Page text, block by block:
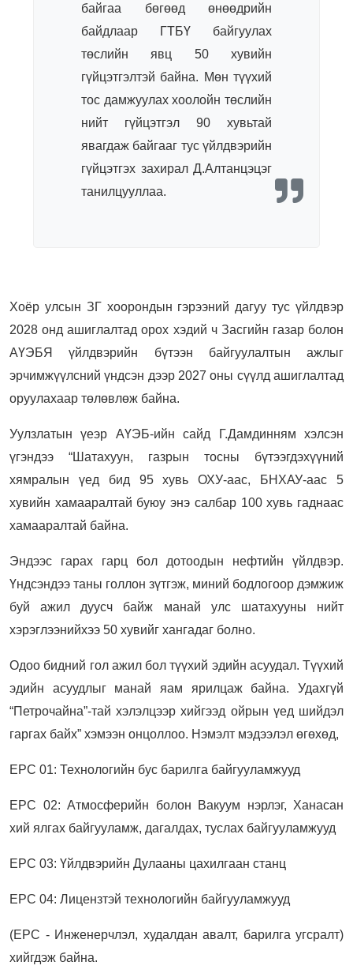
байгаа бөгөөд өнөөдрийн
байдлаар ГТБҮ байгуулах
төслийн явц 50 хувийн
гүйцэтгэлтэй байна. Мөн түүхий
тос дамжуулах хоолойн төслийн
нийт гүйцэтгэл 90 хувьтай
явагдаж байгааг тус үйлдвэрийн
гүйцэтгэх захирал Д.Алтанцэцэг
танилцууллаа.
Хоёр улсын ЗГ хоорондын гэрээний дагуу тус үйлдвэр
2028 онд ашиглалтад орох хэдий ч Засгийн газар болон
АҮЭБЯ үйлдвэрийн бүтээн байгуулалтын ажлыг
эрчимжүүлсний үндсэн дээр 2027 оны сүүлд ашиглалтад
оруулахаар төлөвлөж байна.
Уулзлатын үеэр АҮЭБ-ийн сайд Г.Дамдинням хэлсэн
үгэндээ “Шатахуун, газрын тосны бүтээгдэхүүний
хямралын үед бид 95 хувь ОХУ-аас, БНХАУ-аас 5
хувийн хамааралтай буюу энэ салбар 100 хувь гаднаас
хамааралтай байна.
Эндээс гарах гарц бол дотоодын нефтийн үйлдвэр.
Үндсэндээ таны голлон зүтгэж, миний бодлогоор дэмжиж
буй ажил дуусч байж манай улс шатахууны нийт
хэрэглээнийхээ 50 хувийг хангадаг болно.
Одоо бидний гол ажил бол түүхий эдийн асуудал. Түүхий
эдийн асуудлыг манай яам ярилцаж байна. Удахгүй
“Петрочайна”-тай хэлэлцээр хийгээд ойрын үед шийдэл
гаргах байх” хэмээн онцоллоо. Нэмэлт мэдээлэл өгөхөд,
EPC 01: Технологийн бус барилга байгууламжууд
EPC 02: Атмосферийн болон Вакуум нэрлэг, Ханасан
хий ялгах байгууламж, дагалдах, туслах байгууламжууд
EPC 03: Үйлдвэрийн Дулааны цахилгаан станц
EPC 04: Лицензтэй технологийн байгууламжууд
(EPC - Инженерчлэл, худалдан авалт, барилга угсралт)
хийгдэж байна.